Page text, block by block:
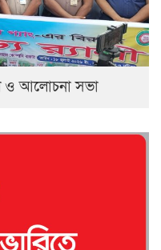
ও আলোচনা সভা